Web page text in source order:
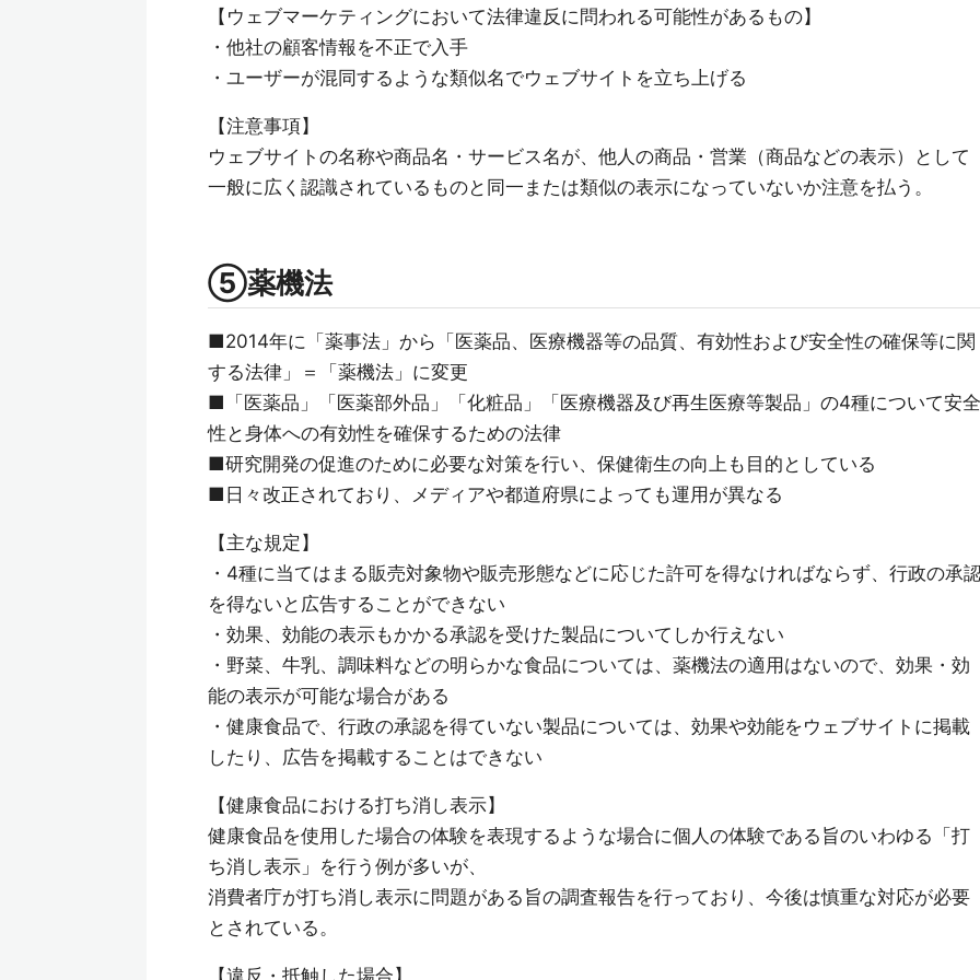
【ウェブマーケティングにおいて法律違反に問われる可能性があるもの】
・他社の顧客情報を不正で入手
・ユーザーが混同するような類似名でウェブサイトを立ち上げる
【注意事項】
ウェブサイトの名称や商品名・サービス名が、他人の商品・営業（商品などの表示）として
一般に広く認識されているものと同一または類似の表示になっていないか注意を払う。
⑤薬機法
■2014年に「薬事法」から「医薬品、医療機器等の品質、有効性および安全性の確保等に関
する法律」＝「薬機法」に変更
■「医薬品」「医薬部外品」「化粧品」「医療機器及び再生医療等製品」の4種について安全
性と身体への有効性を確保するための法律
■研究開発の促進のために必要な対策を行い、保健衛生の向上も目的としている
■日々改正されており、メディアや都道府県によっても運用が異なる
【主な規定】
・4種に当てはまる販売対象物や販売形態などに応じた許可を得なければならず、行政の承
を得ないと広告することができない
・効果、効能の表示もかかる承認を受けた製品についてしか行えない
・野菜、牛乳、調味料などの明らかな食品については、薬機法の適用はないので、効果・効
能の表示が可能な場合がある
・健康食品で、行政の承認を得ていない製品については、効果や効能をウェブサイトに掲載
したり、広告を掲載することはできない
【健康食品における打ち消し表示】
健康食品を使用した場合の体験を表現するような場合に個人の体験である旨のいわゆる「打
ち消し表示」を行う例が多いが、
消費者庁が打ち消し表示に問題がある旨の調査報告を行っており、今後は慎重な対応が必要
とされている。
【違反・抵触した場合】